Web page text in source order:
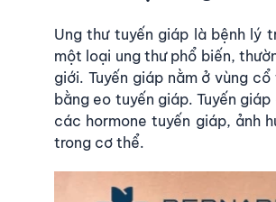
Ung thư tuyến giáp là bệnh lý
một loại ung thư phổ biến,
giới. Tuyến giáp nằm ở vùng
bằng eo tuyến giáp. Tuyến
các hormone tuyến giáp, ảnh
trong cơ thể.